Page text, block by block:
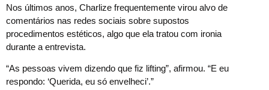
Nos últimos anos, Charlize frequentemente virou alvo de
comentários nas redes sociais sobre supostos
procedimentos estéticos, algo que ela tratou com ironia
durante a entrevista.
“As pessoas vivem dizendo que fiz lifting”, afirmou. “E eu
respondo: ‘Querida, eu só envelheci’.”